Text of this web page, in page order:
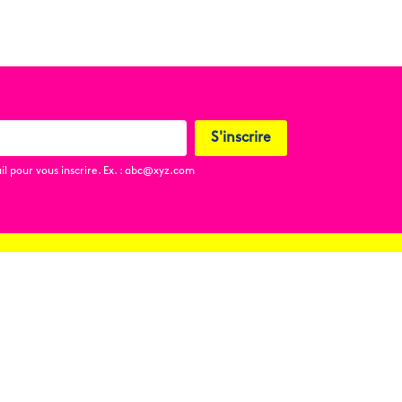
pour vous inscrire. Ex. : abc@xyz.com
S'inscrire